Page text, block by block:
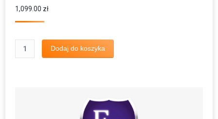
1,099.00 zł
ilość
Bezprzewodowy
Dodaj do koszyka